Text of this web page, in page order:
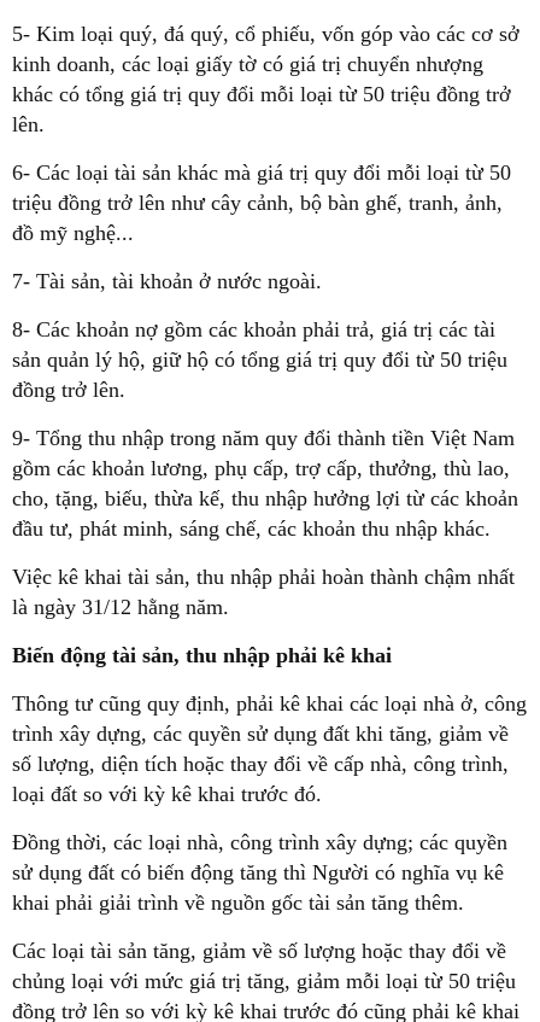
5- Kim loại quý, đá quý, cổ phiếu, vốn góp vào các cơ sở
kinh doanh, các loại giấy tờ có giá trị chuyển nhượng
khác có tổng giá trị quy đổi mỗi loại từ 50 triệu đồng trở
lên.
6- Các loại tài sản khác mà giá trị quy đổi mỗi loại từ 50
triệu đồng trở lên như cây cảnh, bộ bàn ghế, tranh, ảnh,
đồ mỹ nghệ...
7- Tài sản, tài khoản ở nước ngoài.
8- Các khoản nợ gồm các khoản phải trả, giá trị các tài
sản quản lý hộ, giữ hộ có tổng giá trị quy đổi từ 50 triệu
đồng trở lên.
9- Tổng thu nhập trong năm quy đổi thành tiền Việt Nam
gồm các khoản lương, phụ cấp, trợ cấp, thưởng, thù lao,
cho, tặng, biếu, thừa kế, thu nhập hưởng lợi từ các khoản
đầu tư, phát minh, sáng chế, các khoản thu nhập khác.
Việc kê khai tài sản, thu nhập phải hoàn thành chậm nhất
là ngày 31/12 hằng năm.
Biến động tài sản, thu nhập phải kê khai
Thông tư cũng quy định, phải kê khai các loại nhà ở, công
trình xây dựng, các quyền sử dụng đất khi tăng, giảm về
số lượng, diện tích hoặc thay đổi về cấp nhà, công trình,
loại đất so với kỳ kê khai trước đó.
Đồng thời, các loại nhà, công trình xây dựng; các quyền
sử dụng đất có biến động tăng thì Người có nghĩa vụ kê
khai phải giải trình về nguồn gốc tài sản tăng thêm.
Các loại tài sản tăng, giảm về số lượng hoặc thay đổi về
chủng loại với mức giá trị tăng, giảm mỗi loại từ 50 triệu
đồng trở lên so với kỳ kê khai trước đó cũng phải kê khai